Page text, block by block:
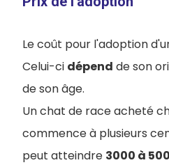
Le coût pour l'adoption
Celui-ci dépend de son
de son âge.
Un chat de race acheté
commence à plusieurs
peut atteindre 3000 à